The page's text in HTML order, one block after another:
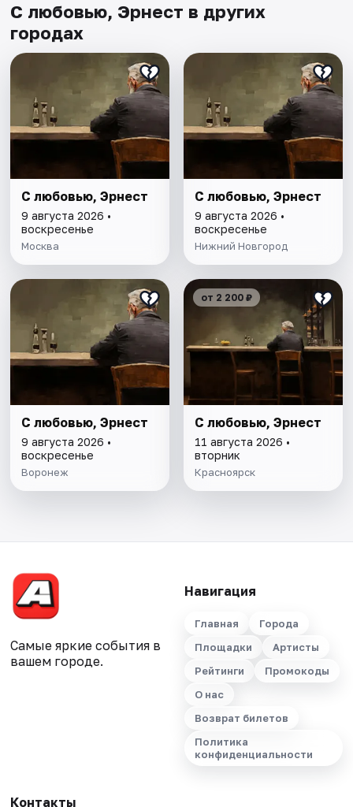
С любовью, Эрнест в других
городах
С любовью, Эрнест
9 августа 2026 •
воскресенье
Москва
С любовью, Эрнест
9 августа 2026 •
воскресенье
Нижний Новгород
С любовью, Эрнест
9 августа 2026 •
воскресенье
Воронеж
от 2 200 ₽
С любовью, Эрнест
11 августа 2026 •
вторник
Красноярск
Самые яркие события в
вашем городе.
Навигация
Главная
Города
Площадки
Артисты
Рейтинги
Промокоды
О нас
Возврат билетов
Политика
конфиденциальности
Контакты